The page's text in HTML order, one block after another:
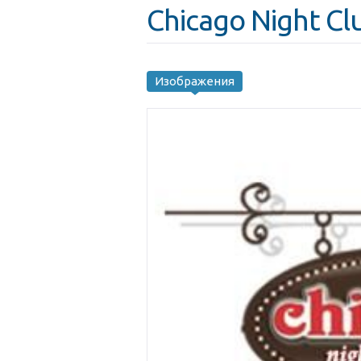
Chicago Night
Изображения